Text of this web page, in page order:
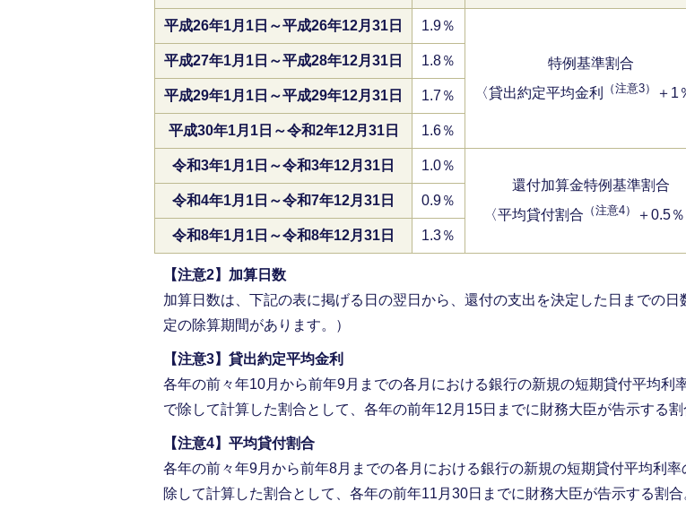
平成26年1月1日～平成26年12月31日 1.9％
特例基準割合
〈貸出約定平均金利
（注意3） ＋1
平成27年1月1日～平成28年12月31日 1.8％
平成29年1月1日～平成29年12月31日 1.7％
平成30年1月1日～令和2年12月31日 1.6％
令和3年1月1日～令和3年12月31日
1.0％
還付加算金特例基準割合
〈平均貸付割合 （注意4） ＋0.5％
令和4年1月1日～令和7年12月31日 0.9％
令和8年1月1日～令和8年12月31日 1.3％
【注意2】加算日数
加算日数は、下記の表に掲げる日の翌日から、還付の支出を決定した日までの日
定の除算期間があります。）
【注意3】貸出約定平均金利
各年の前々年10月から前年9月までの各月における銀行の新規の短期貸付平均利
で除して計算した割合として、各年の前年12月15日までに財務大臣が告示する割
【注意4】平均貸付割合
各年の前々年9月から前年8月までの各月における銀行の新規の短期貸付平均利率
除して計算した割合として、各年の前年11月30日までに財務大臣が告示する割合